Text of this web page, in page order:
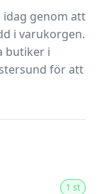
idag genom att
i varukorgen.
butiker i
för att
1 st